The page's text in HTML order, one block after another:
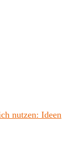
nutzen: Ideen